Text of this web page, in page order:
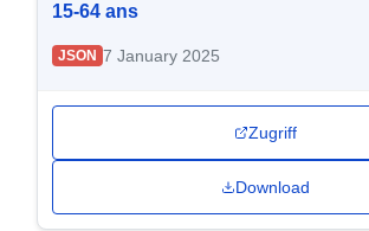
15-64 ans
JSON 7 January 2025
Zugriff
Download